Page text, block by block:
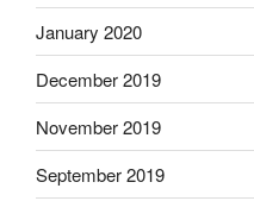
January 2020
December 2019
November 2019
September 2019